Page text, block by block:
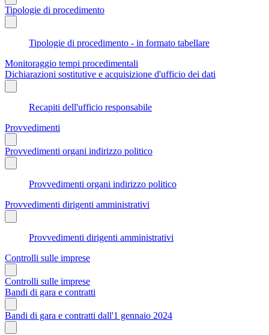
Tipologie di procedimento
Tipologie di procedimento - in formato tabellare
Monitoraggio tempi procedimentali
Dichiarazioni sostitutive e acquisizione d'ufficio dei dati
Recapiti dell'ufficio responsabile
Provvedimenti
Provvedimenti organi indirizzo politico
Provvedimenti organi indirizzo politico
Provvedimenti dirigenti amministrativi
Provvedimenti dirigenti amministrativi
Controlli sulle imprese
Controlli sulle imprese
Bandi di gara e contratti
Bandi di gara e contratti dall'1 gennaio 2024